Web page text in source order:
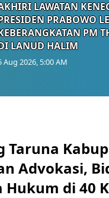
LAWATAN
PRABOWO
PM
LANUD HALIM
Aug 2026, 5:00 AM
Taruna
Advokasi,
Hukum di 40